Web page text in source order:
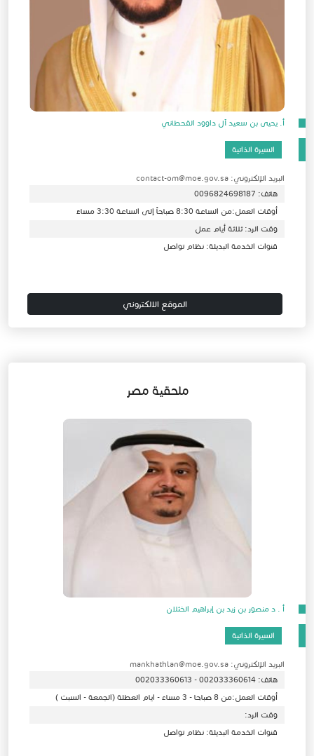
أ. يحيى بن سعيد آل داوود القحطاني
السيرة الذاتية
البريد الإلكتروني: contact-om@moe.gov.sa
هاتف: 0096824698187
أوقات العمل:من الساعة 8:30 صباحاً إلى الساعة 3:30 مساءً
وقت الرد: ثلاثة أيام عمل
قنوات الخدمة البديلة: نظام تواصل
الموقع الالكتروني
ملحقية مصر
أ . د منصور بن زيد بن إبراهيم الخثلان
السيرة الذاتية
البريد الإلكتروني: mankhathlan@moe.gov.sa
هاتف: 002033360614 - 002033360613
أوقات العمل:من 8 صباحا - 3 مساء - ايام العطلة (الجمعة - السبت )
وقت الرد:
قنوات الخدمة البديلة: نظام تواصل